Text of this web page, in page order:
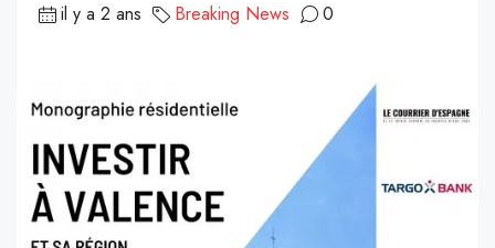
il y a 2 ans Breaking News 0